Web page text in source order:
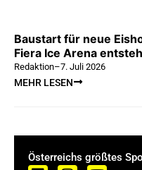
Baustart für neue
Fiera Ice Arena
Redaktion–7. Juli 2026
MEHR LESEN
Österreichs größtes